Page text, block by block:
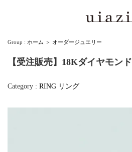
Group : ホーム ＞ オーダージュエリー
【受注販売】18Kダイヤモン
Category : RING リング